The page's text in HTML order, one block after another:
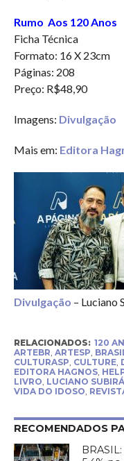
Rumo Aos 120 Anos
Ficha Técnica
Formato: 16 X 23cm
Páginas: 208
Preço: R$48,90
Imagens: Divulgação
Mais em: Editora
Divulgação – Luciano
RELACIONADOS: 120
ARTEBR, ARTESP,
CULTURASP, CULTURE,
EDITORA HAGNOS,
LIVRO, LUCIANO SUBIRÁ
VIDA DO IDOSO,
RECOMENDADOS